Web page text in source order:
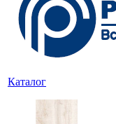
Каталог